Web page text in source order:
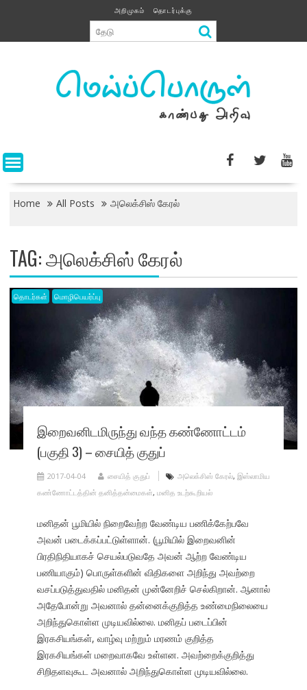
content
அறிமுகம் தொடர்புக்கு
Home All Posts அலெக்சிஸ் கேரல்
TAG:அலெக்சிஸ் கேரல்
தொடர்கள் மொழிபெயர்ப்பு
இறைவனிடமிருந்து வந்த கண்ணோட்டம்
(பகுதி 3) – சையித் குதுப்
2017-04-04 சையித் குதுப் அலெக்சிஸ் கேரல், இஸ்லாமிய
கண்ணோட்டத்தின் தனித்தன்மைகள், மனித உடற்கூறியல்
மனிதன் பூமியில் நிறைவேற்ற வேண்டிய பணிக்கேற்பவே
அவன் படைக்கப்பட்டுள்ளான். (பூமியில் இறைவனின்
பிரதிநிதியாகச் செயல்படுவதே அவன் ஆற்ற வேண்டிய
பணியாகும்) பொருள்களின் விதிகளை அறிந்து அவற்றை
வசப்படுத்துவதில் மனிதன் முன்னேறிச் செல்கிறான். ஆனால்
அதேபோன்று அவனால் தன்னைக்குறித்த உண்மைநிலையை
அறிந்துகொள்ள முடியவில்லை. மனிதப் படைப்பின்
இரகசியங்கள், வாழ்வு மற்றும் மரணம் குறித்த
இரகசியங்கள் மறைவாகவே உள்ளன. அவற்றைக்குறித்து
சிறிதளவுகூட அவனால் அறிந்துகொள்ள முடியவில்லை.